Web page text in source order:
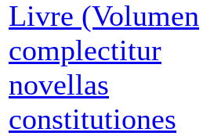
Livre (Volumen
complectitur
novellas
constitutiones